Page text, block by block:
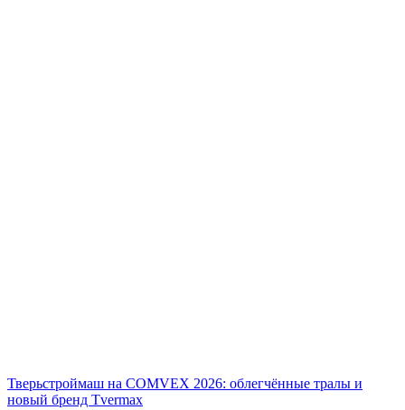
Тверьстроймаш на COMVEX 2026: облегчённые тралы и
новый бренд Tvermax